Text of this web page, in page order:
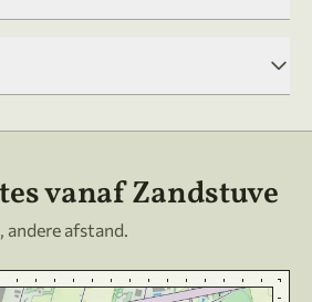
vanaf Zandstuve
afstand.